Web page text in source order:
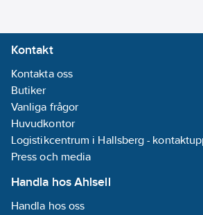
Kontakt
Kontakta oss
Butiker
Vanliga frågor
Huvudkontor
Logistikcentrum i Hallsberg -
Press och media
Handla hos Ahlsell
Handla hos oss